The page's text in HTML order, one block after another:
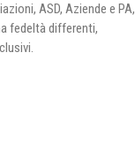
ASD, Aziende e PA,
fedeltà differenti,